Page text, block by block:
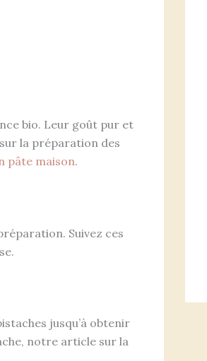
bio. Leur goût pur et
la préparation des
pâte maison.
Suivez ces
jusqu’à obtenir
notre article sur la